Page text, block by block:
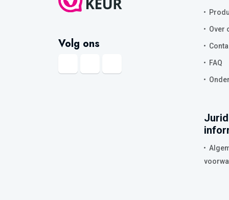
Volg ons
Over
FAQ